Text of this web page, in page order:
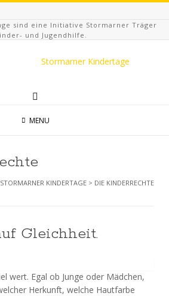
sind eine Initiative Stormarner Träger
und Jugendhilfe.
MENU
STORMARNER KINDERTAGE > DIE KINDERRECHTE
Gleichheit.
wert. Egal ob Junge oder Mädchen,
Herkunft, welche Hautfarbe